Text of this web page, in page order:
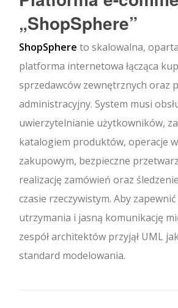
„ShopSphere”
ShopSphere to skalowalna,
platforma internetowa łącząca
sprzedawców zewnętrznych oraz
administracyjny. System musi
uwierzytelnianie użytkowników,
katalogiem produktów, operacje
zakupowym, bezpieczne
realizację zamówień oraz
czasie rzeczywistym. Aby zapewnić
utrzymania i jasną komunikację
zespół architektów przyjął UML
standard modelowania.